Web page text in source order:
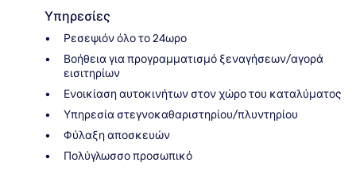
Υπηρεσίες
Ρεσεψιόν όλο το 24ωρο
Βοήθεια για προγραμματισμό ξεναγήσεων/αγορά
εισιτηρίων
Ενοικίαση αυτοκινήτων στον χώρο του καταλύματος
Υπηρεσία στεγνοκαθαριστηρίου/πλυντηρίου
Φύλαξη αποσκευών
Πολύγλωσσο προσωπικό